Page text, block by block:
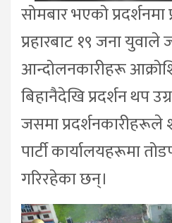
सोमबार भएको प्रदर्शनमा
प्रहारबाट १९ जना युवाले
आन्दोलनकारीहरू
बिहानैदेखि प्रदर्शन थप
जसमा प्रदर्शनकारीहरूले
पार्टी कार्यालयहरूमा
गरिरहेका छन्।